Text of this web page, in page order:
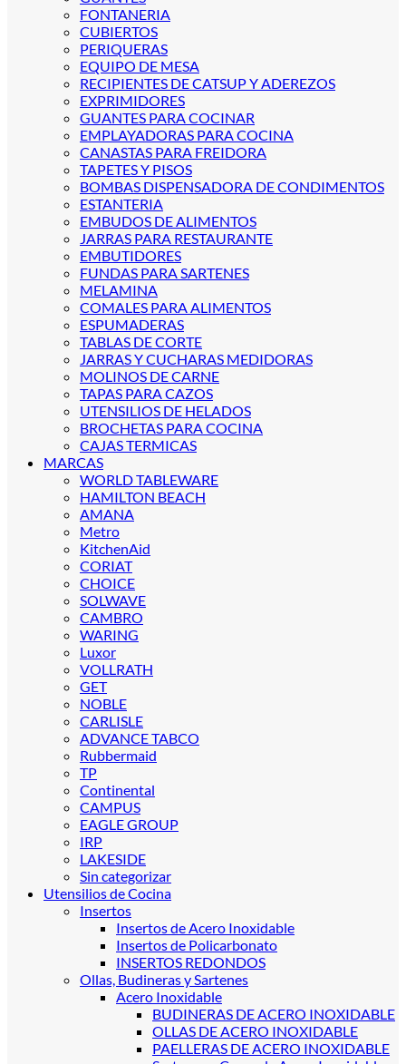
FONTANERIA
CUBIERTOS
PERIQUERAS
EQUIPO DE MESA
RECIPIENTES DE CATSUP Y ADEREZOS
EXPRIMIDORES
GUANTES PARA COCINAR
EMPLAYADORAS PARA COCINA
CANASTAS PARA FREIDORA
TAPETES Y PISOS
BOMBAS DISPENSADORA DE CONDIMENTOS
ESTANTERIA
EMBUDOS DE ALIMENTOS
JARRAS PARA RESTAURANTE
EMBUTIDORES
FUNDAS PARA SARTENES
MELAMINA
COMALES PARA ALIMENTOS
ESPUMADERAS
TABLAS DE CORTE
JARRAS Y CUCHARAS MEDIDORAS
MOLINOS DE CARNE
TAPAS PARA CAZOS
UTENSILIOS DE HELADOS
BROCHETAS PARA COCINA
CAJAS TERMICAS
MARCAS
WORLD TABLEWARE
HAMILTON BEACH
AMANA
Metro
KitchenAid
CORIAT
CHOICE
SOLWAVE
CAMBRO
WARING
Luxor
VOLLRATH
GET
NOBLE
CARLISLE
ADVANCE TABCO
Rubbermaid
TP
Continental
CAMPUS
EAGLE GROUP
IRP
LAKESIDE
Sin categorizar
Utensilios de Cocina
Insertos
Insertos de Acero Inoxidable
Insertos de Policarbonato
INSERTOS REDONDOS
Ollas, Budineras y Sartenes
Acero Inoxidable
BUDINERAS DE ACERO INOXIDABLE
OLLAS DE ACERO INOXIDABLE
PAELLERAS DE ACERO INOXIDABLE